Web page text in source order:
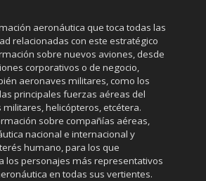
aeronáutica que toca todas las
relacionadas con este estratégico
sobre nuevos aviones, desde
corporativos o de negocio,
aeronaves militares, como los
principales fuerzas aéreas del
helicópteros, etcétera.
sobre compañías aéreas,
nacional e internacional y
humano, para los que
los personajes más representativos
en todas sus vertientes.